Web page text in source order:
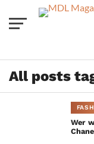
All posts
Wer